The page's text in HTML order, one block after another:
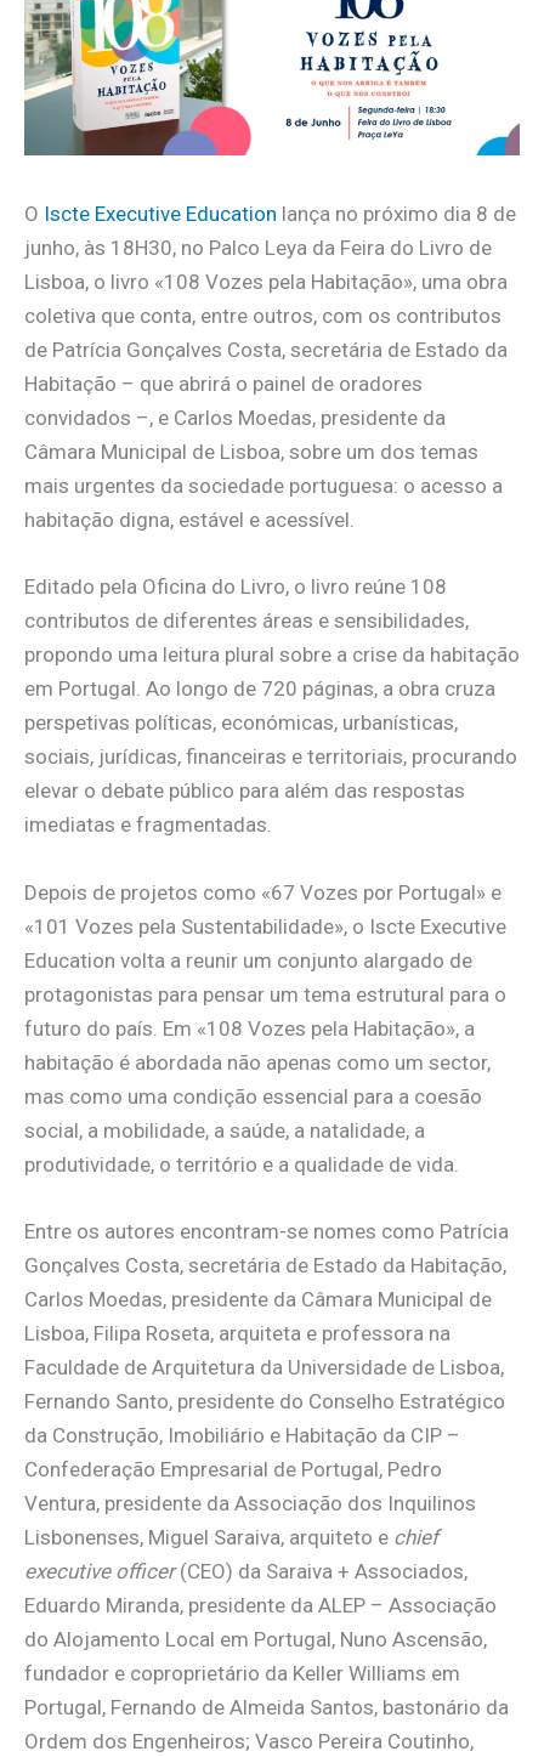
O Iscte Executive Education lança no próximo dia 8 de
junho, às 18H30, no Palco Leya da Feira do Livro de
Lisboa, o livro «108 Vozes pela Habitação», uma obra
coletiva que conta, entre outros, com os contributos
de Patrícia Gonçalves Costa, secretária de Estado da
Habitação – que abrirá o painel de oradores
convidados –, e Carlos Moedas, presidente da
Câmara Municipal de Lisboa, sobre um dos temas
mais urgentes da sociedade portuguesa: o acesso a
habitação digna, estável e acessível.
Editado pela Oficina do Livro, o livro reúne 108
contributos de diferentes áreas e sensibilidades,
propondo uma leitura plural sobre a crise da habitação
em Portugal. Ao longo de 720 páginas, a obra cruza
perspetivas políticas, económicas, urbanísticas,
sociais, jurídicas, financeiras e territoriais, procurando
elevar o debate público para além das respostas
imediatas e fragmentadas.
Depois de projetos como «67 Vozes por Portugal» e
«101 Vozes pela Sustentabilidade», o Iscte Executive
Education volta a reunir um conjunto alargado de
protagonistas para pensar um tema estrutural para o
futuro do país. Em «108 Vozes pela Habitação», a
habitação é abordada não apenas como um sector,
mas como uma condição essencial para a coesão
social, a mobilidade, a saúde, a natalidade, a
produtividade, o território e a qualidade de vida.
Entre os autores encontram-se nomes como Patrícia
Gonçalves Costa, secretária de Estado da Habitação,
Carlos Moedas, presidente da Câmara Municipal de
Lisboa, Filipa Roseta, arquiteta e professora na
Faculdade de Arquitetura da Universidade de Lisboa,
Fernando Santo, presidente do Conselho Estratégico
da Construção, Imobiliário e Habitação da CIP –
Confederação Empresarial de Portugal, Pedro
Ventura, presidente da Associação dos Inquilinos
Lisbonenses, Miguel Saraiva, arquiteto e chief
executive officer(CEO) da Saraiva + Associados,
Eduardo Miranda, presidente da ALEP – Associação
do Alojamento Local em Portugal, Nuno Ascensão,
fundador e coproprietário da Keller Williams em
Portugal, Fernando de Almeida Santos, bastonário da
Ordem dos Engenheiros; Vasco Pereira Coutinho,